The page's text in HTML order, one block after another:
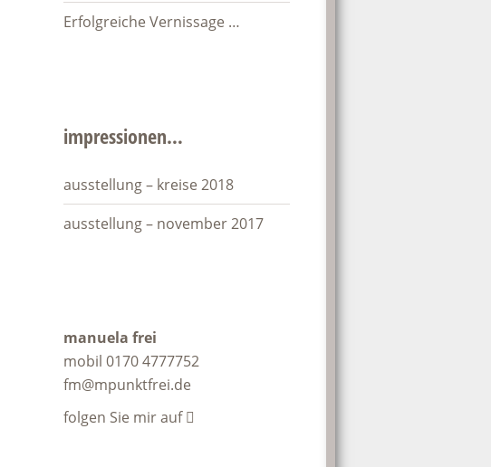
Erfolgreiche Vernissage …
impressionen…
ausstellung – kreise 2018
ausstellung – november 2017
manuela frei
mobil 0170 4777752
fm@mpunktfrei.de
folgen Sie mir auf